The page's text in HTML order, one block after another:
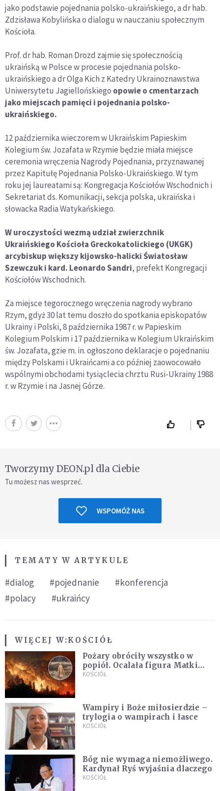
jako podstawie pojednania polsko-ukraińskiego, a dr hab.
Zdzisława Kobylińska o dialogu w nauczaniu społecznym
Kościoła.
Prof. dr hab. Roman Drozd zajmie się społecznością
ukraińską w Polsce w procesie pojednania polsko-
ukraińskiego a dr Olga Kich z Katedry Ukrainoznawstwa
Uniwersytetu Jagiellońskiego opowie o cmentarzach
jako miejscach pamięci i pojednania polsko-
ukraińskiego.
12 października wieczorem w Ukraińskim Papieskim
Kolegium św. Jozafata w Rzymie będzie miała miejsce
ceremonia wręczenia Nagrody Pojednania, przyznawanej
przez Kapitułę Pojednania Polsko-Ukraińskiego. W tym
roku jej laureatami są: Kongregacja Kościołów Wschodnich i
Sekretariat ds. Komunikacji, sekcja polska, ukraińska i
słowacka Radia Watykańskiego.
W uroczystości wezmą udział zwierzchnik
Ukraińskiego Kościoła Greckokatolickiego (UKGK)
arcybiskup większy kijowsko-halicki Światosław
Szewczuk i kard. Leonardo Sandri, prefekt Kongregacji
Kościołów Wschodnich.
Za miejsce tegorocznego wręczenia nagrody wybrano
Rzym, gdyż 30 lat temu doszło do spotkania episkopatów
Ukrainy i Polski, 8 października 1987 r. w Papieskim
Kolegium Polskim i 17 października w Kolegium Ukraińskim
św. Jozafata, gzie m. in. ogłoszono deklaracje o pojednaniu
między Polskami i Ukraińcami a co później zaowocowało
wspólnymi obchodami tysiąclecia chrztu Rusi-Ukrainy 1988
r. w Rzymie i na Jasnej Górze.
Tworzymy DEON.pl dla Ciebie
Tu możesz nas wesprzeć.
WSPOMÓŻ NAS
TEMATY W ARTYKULE
#dialog #pojednanie
#konferencja
#polacy
#ukraińcy
WIĘCEJ W:KOŚCIÓŁ
Pożary obróciły wszystko w
popiół. Ocalała figura Matki
Bożej
KOŚCIÓŁ
Wampiry i Boże miłosierdzie –
trylogia o wampirach i łasce
KOŚCIÓŁ
Bóg nie wymaga niemożliwego.
Kardynał Ryś wyjaśnia dlaczego
KOŚCIÓŁ